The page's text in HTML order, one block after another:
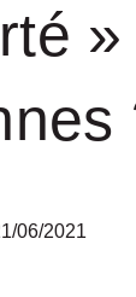
06/2021